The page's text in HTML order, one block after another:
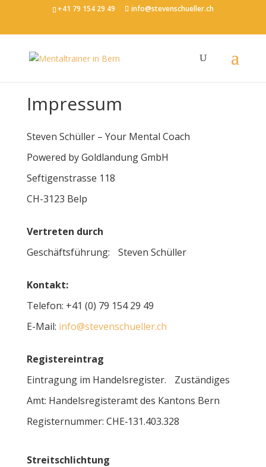
+41 79 154 29 49 info@stevenschueller.ch
Impressum
Steven Schüller – Your Mental Coach
Powered by Goldlandung GmbH
Seftigenstrasse 118
CH-3123 Belp
Vertreten durch
Geschäftsführung: Steven Schüller
Kontakt:
Telefon: +41 (0) 79 154 29 49
E-Mail: info@stevenschueller.ch
Registereintrag
Eintragung im Handelsregister. Zuständiges
Amt: Handelsregisteramt des Kantons Bern
Registernummer: CHE‑131.403.328
Streitschlichtung